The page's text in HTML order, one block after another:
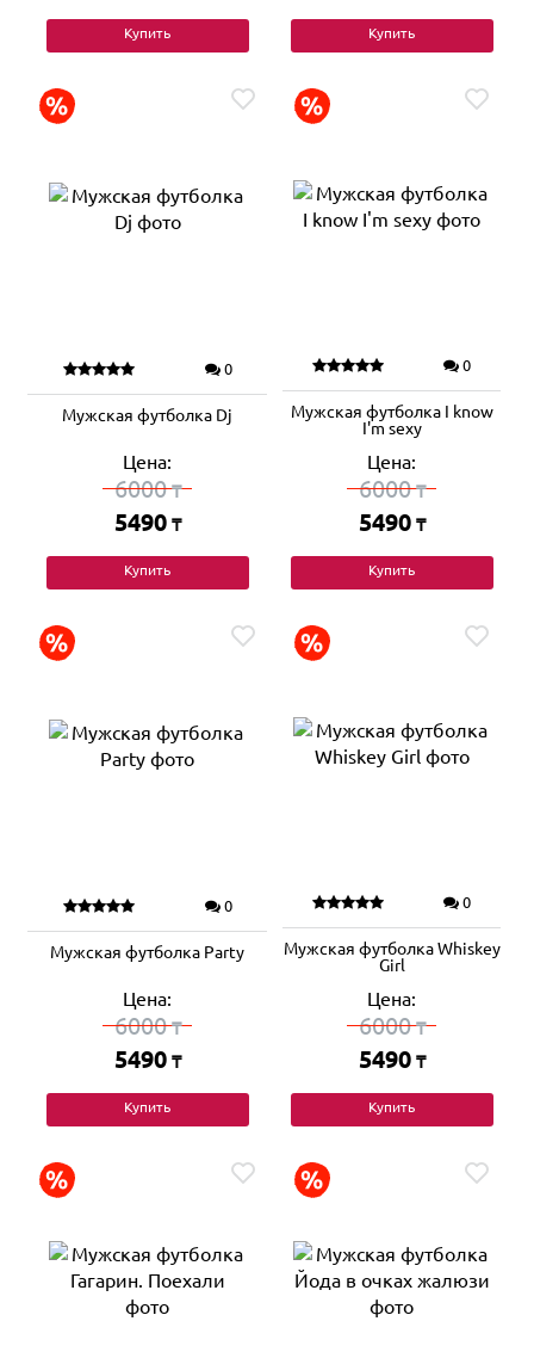
Купить Купить
0
Мужская футболка Dj
Цена:
6000₸
5490 ₸
Купить
0
Мужская футболка I know
I'm sexy
Цена:
6000₸
5490 ₸
Купить
0
Мужская футболка Party
Цена:
6000₸
5490 ₸
Купить
0
Мужская футболка Whiskey
Girl
Цена:
6000₸
5490 ₸
Купить